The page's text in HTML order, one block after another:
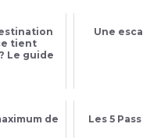
tient
Le guide
Une
de
Les 5